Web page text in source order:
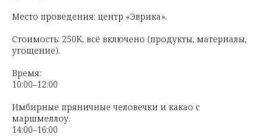
Место проведения: центр «Эврика».
Стоимость: 250K, всё включено (продукты, материалы,
угощение).
Время:
10:00–12:00
Имбирные пряничные человечки и какао с
маршмеллоу.
14:00–16:00